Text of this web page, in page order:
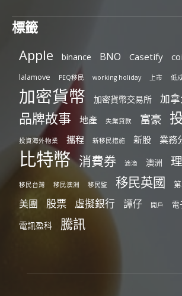
標籤
Apple binance BNO Casetify
lalamove PEQ移民 working holiday 上市 低
加密貨幣 加密貨幣交易所 加
品牌故事 地產 失業貸款 富豪
投資海外物業 攜程 新移民措施 新股 業務
比特幣 消費券 滴滴 澳洲
移民台灣 移民澳洲 移民監 移民英國
美團 股票 虛擬銀行 譚仔 開戶 電
電訊盈科 騰訊